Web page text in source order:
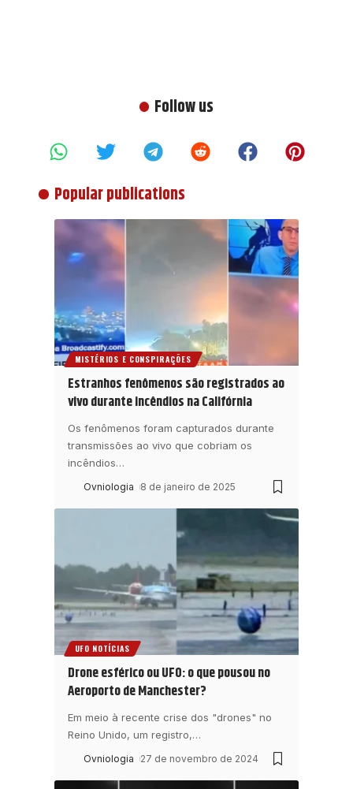
Follow us
Popular publications
MISTÉRIOS E CONSPIRAÇÕES
Estranhos fenômenos são registrados ao
vivo durante incêndios na Califórnia
Os fenômenos foram capturados durante
transmissões ao vivo que cobriam os
incêndios…
Ovniologia 8 de janeiro de 2025
UFO NOTÍCIAS
Drone esférico ou UFO: o que pousou no
Aeroporto de Manchester?
Em meio à recente crise dos "drones" no
Reino Unido, um registro,…
Ovniologia 27 de novembro de 2024